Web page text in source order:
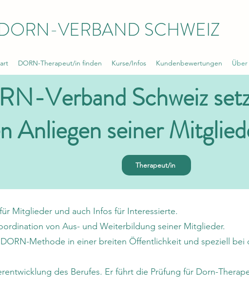
VERBAND SCHWEIZ
DORN-Therapeut/in finden Kurse/Infos Kundenbewertungen Über
Verband Schweiz
Anliegen seiner
Therapeut/in
Mitglieder und auch Infos für Interessierte.
von Aus- und Weiterbildung seiner Mitglieder.
Methode in einer breiten Öffentlichkeit und speziell bei
des Berufes. Er führt die Prüfung für Dorn-